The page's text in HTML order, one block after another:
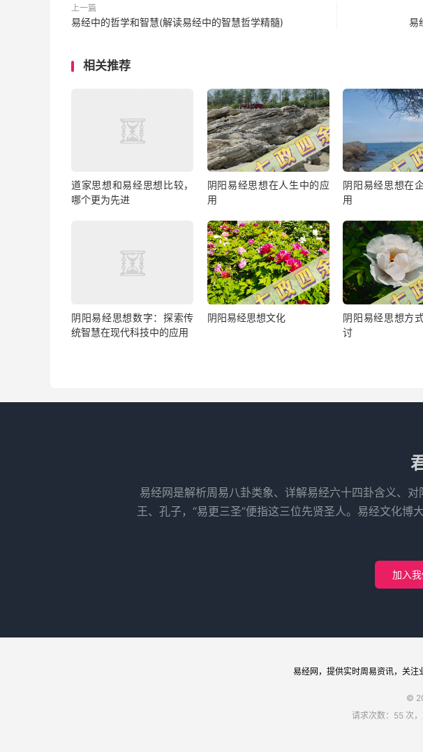
上一篇
易经中的哲学和智慧(解读易经中的智慧哲学精髓) 易
相关推荐
道家思想和易经思想比较，
哪个更为先进
阴阳易经思想在人生中的应
用
阴阳易经思想在
用
阴阳易经思想数字：探索传
统智慧在现代科技中的应用
阴阳易经思想文化
阴阳易经思想方
讨
易经网是解析周易八卦类象、详解易经六十四卦含义、
王、孔子，“易更三圣”便指这三位先贤圣人。易经文化
加入我
易经网 ，提供实时周易资讯，关注
©
请求次数：55 次